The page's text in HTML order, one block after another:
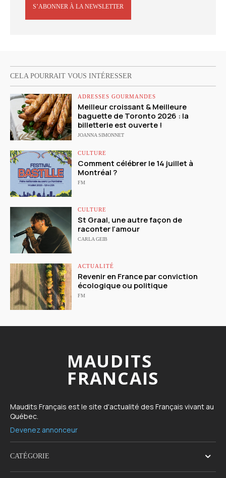
S’ABONNER À LA NEWSLETTER
CELA POURRAIT VOUS INTÉRESSER
ADRESSES GOURMANDES
Meilleur croissant & Meilleure
baguette de Toronto 2026 : la
billetterie est ouverte !
JOANNA SIMONNET
CULTURE
Comment célébrer le 14 juillet à
Montréal ?
FM
CULTURE
St Graal, une autre façon de
raconter l’amour
CARLA GEIB
ACTUALITÉ
Revenir en France par conviction
écologique ou politique
FM
MAUDITS
FRANCAIS
Maudits Français est le site d'actualité des Français vivant au
Québec.
Devenez annonceur
CATÉGORIE